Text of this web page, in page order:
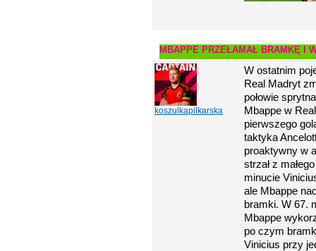
MBAPPE PRZEŁAMAŁ BRAMKĘ I
koszulkapilkarska
W ostatnim
Real Madryt
połowie
Mbappe w
pierwszego
taktyka
proaktywny w
strzał z
minucie
ale Mbappe
bramki. W 67.
Mbappe
po czym
Vinicius przy